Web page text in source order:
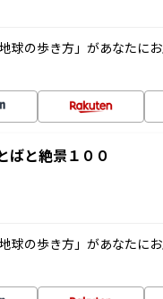
球の歩き方」があなたに
ばと絶景１００
球の歩き方」があなたに